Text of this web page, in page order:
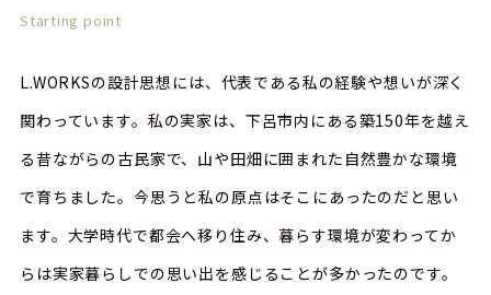
Starting point
L.WORKSの設計思想には、代表である私の経験や想いが深く
関わっています。私の実家は、下呂市内にある築150年を越え
る昔ながらの古民家で、山や田畑に囲まれた自然豊かな環境
で育ちました。今思うと私の原点はそこにあったのだと思い
ます。大学時代で都会へ移り住み、暮らす環境が変わってか
らは実家暮らしでの思い出を感じることが多かったのです。